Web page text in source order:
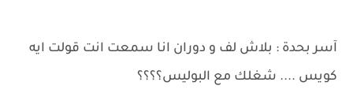
آسر بحدة : بلاش لف و دوران انا سمعت انت قولت ايه
كويس .... شغلك مع البوليس؟؟؟؟